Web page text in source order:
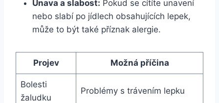
Únava a slabost: Pokud se cítíte unavení
nebo slabí po jídlech obsahujících lepek,
může to být také příznak alergie.
Projev Možná příčina
Bolesti
žaludku
Problémy s trávením lepku